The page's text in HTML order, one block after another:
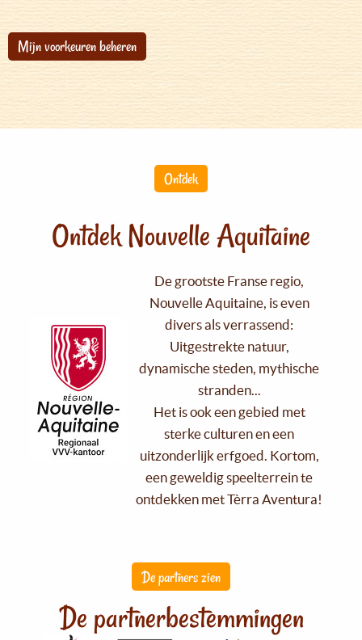
Mijn voorkeuren beheren
Ontdek
Ontdek Nouvelle Aquitaine
De grootste Franse regio,
Nouvelle Aquitaine, is even
divers als verrassend:
Uitgestrekte natuur,
dynamische steden, mythische
stranden...
Het is ook een gebied met
sterke culturen en een
uitzonderlijk erfgoed. Kortom,
een geweldig speelterrein te
ontdekken met Tèrra Aventura!
De partners zien
De partnerbestemmingen